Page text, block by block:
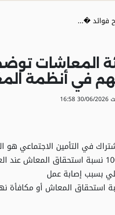
فوائد �...
المعاشات
في أنظمة
في التأمين الاجتماعي هو
بسبب إصابة عمل
استحقاق المعاش أو مكافأة